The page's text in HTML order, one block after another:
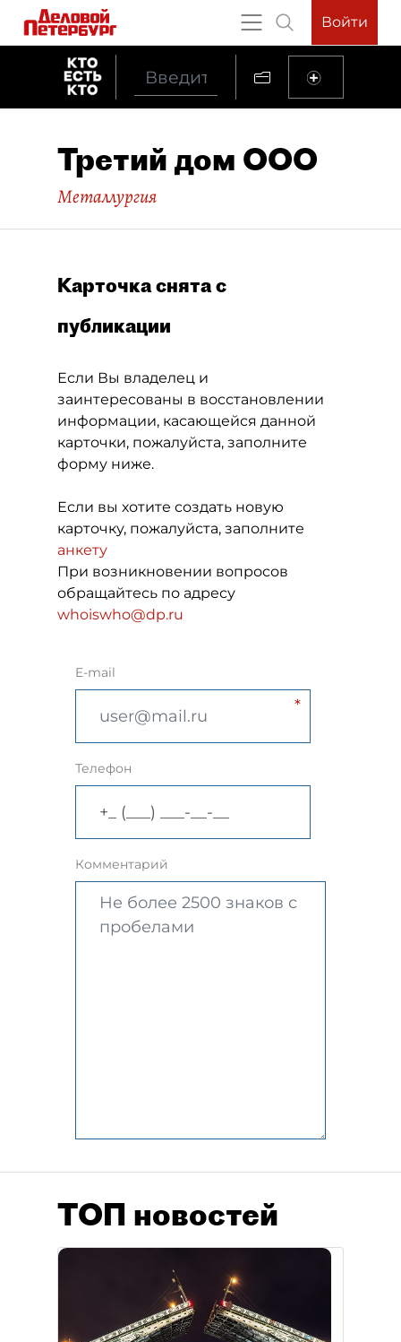
Войти
Третий дом ООО
Металлургия
Карточка снята с
публикации
Если Вы владелец и
заинтересованы в восстановлении
информации, касающейся данной
карточки, пожалуйста, заполните
форму ниже.
Если вы хотите создать новую
карточку, пожалуйста, заполните
анкету
При возникновении вопросов
обращайтесь по адресу
whoiswho@dp.ru
E-mail
Телефон
Комментарий
ТОП новостей